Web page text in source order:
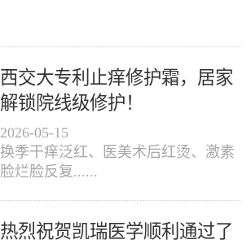
西交大专利止痒修护霜，居家
解锁院线级修护！
2026-05-15
换季干痒泛红、医美术后红烫、激素
脸烂脸反复......
热烈祝贺凯瑞医学顺利通过了